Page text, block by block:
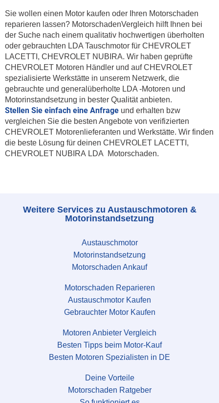
Sie wollen einen Motor kaufen oder Ihren Motorschaden
reparieren lassen? MotorschadenVergleich hilft Ihnen bei
der Suche nach einem qualitativ hochwertigen überholten
oder gebrauchten LDA Tauschmotor für CHEVROLET
LACETTI, CHEVROLET NUBIRA. Wir haben geprüfte
CHEVROLET Motoren Händler und auf CHEVROLET
spezialisierte Werkstätte in unserem Netzwerk, die
gebrauchte und generalüberholte LDA -Motoren und
Motorinstandsetzung in bester Qualität anbieten.
Stellen Sie einfach eine Anfrage und erhalten bzw
vergleichen Sie die besten Angebote von verifizierten
CHEVROLET Motorenlieferanten und Werkstätte. Wir finden
die beste Lösung für deinen CHEVROLET LACETTI,
CHEVROLET NUBIRA LDA Motorschaden.
Weitere Services zu Austauschmotoren &
Motorinstandsetzung
Austauschmotor
Motorinstandsetzung
Motorschaden Ankauf
Motorschaden Reparieren
Austauschmotor Kaufen
Gebrauchter Motor Kaufen
Motoren Anbieter Vergleich
Besten Tipps beim Motor-Kauf
Besten Motoren Spezialisten in DE
Deine Vorteile
Motorschaden Ratgeber